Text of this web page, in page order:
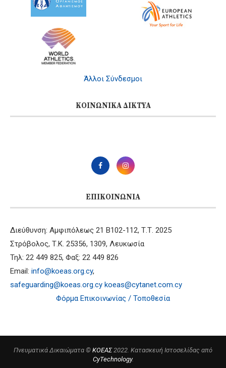
Άλλοι Σύνδεσμοι
ΚΟΙΝΩΝΙΚΆ ΔΊΚΤΥΑ
ΕΠΙΚΟΙΝΩΝΊΑ
Διεύθυνση: Αμφιπόλεως 21 B102-112, Τ.Τ. 2025
Στρόβολος, Τ.Κ. 25356, 1309, Λευκωσία
Τηλ: 22 449 825, Φαξ: 22 449 826
Email: info@koeas.org.cy,
safeguarding@koeas.org.cy koeas@cytanet.com.cy
Φόρμα Επικοινωνίας / Τοποθεσία
Πνευματικά Δικαιώματα © ΚΟΕΑΣ2022. Κατασκευή Ιστοσελίδας από
CyTechnology.